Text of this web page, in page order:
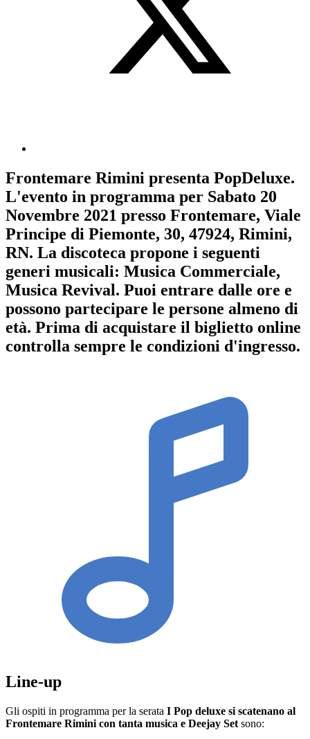
Frontemare Rimini presenta PopDeluxe.
L'evento in programma per Sabato 20
Novembre 2021 presso Frontemare, Viale
Principe di Piemonte, 30, 47924, Rimini,
RN. La discoteca propone i seguenti
generi musicali: Musica Commerciale,
Musica Revival. Puoi entrare dalle ore e
possono partecipare le persone almeno di
età. Prima di acquistare il biglietto online
controlla sempre le condizioni d'ingresso.
Line-up
Gli ospiti in programma per la serata I Pop deluxe si scatenano al
Frontemare Rimini con tanta musica e Deejay Set sono: